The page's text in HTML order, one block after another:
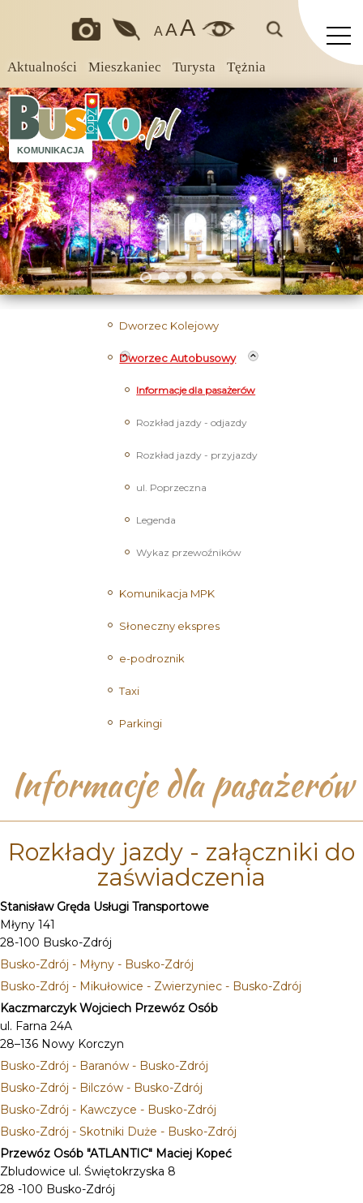
Aktualności Mieszkaniec Turysta Tężnia
A AA
KOMUNIKACJA
Dworzec Kolejowy
Dworzec Autobusowy
Informacje dla pasażerów
Rozkład jazdy - odjazdy
Rozkład jazdy - przyjazdy
ul. Poprzeczna
Legenda
Wykaz przewoźników
Komunikacja MPK
Słoneczny ekspres
e-podroznik
Taxi
Parkingi
Informacje dla pasażerów
Rozkłady jazdy - załączniki do
zaświadczenia
Stanisław Gręda Usługi Transportowe
Młyny 141
28-100 Busko-Zdrój
Busko-Zdrój - Młyny - Busko-Zdrój
Busko-Zdrój - Mikułowice - Zwierzyniec - Busko-Zdrój
Kaczmarczyk Wojciech Przewóz Osób
ul. Farna 24A
28–136 Nowy Korczyn
Busko-Zdrój - Baranów - Busko-Zdrój
Busko-Zdrój - Bilczów - Busko-Zdrój
Busko-Zdrój - Kawczyce - Busko-Zdrój
Busko-Zdrój - Skotniki Duże - Busko-Zdrój
Przewóz Osób "ATLANTIC" Maciej Kopeć
Zbludowice ul. Świętokrzyska 8
28 -100 Busko-Zdrój